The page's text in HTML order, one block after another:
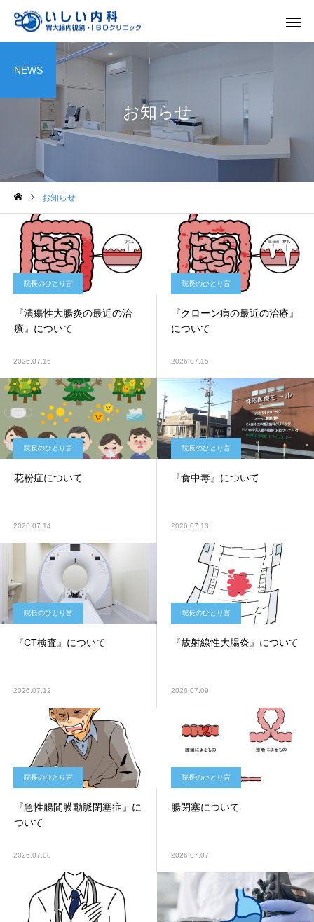
お知らせ
NEWS
お知らせ
院長のひとり言
『潰瘍性大腸炎の最近の治
療』について
2026.07.16
院長のひとり言
『クローン病の最近の治療』
について
2026.07.15
院長のひとり言
花粉症について
2026.07.14
院長のひとり言
『食中毒』について
2026.07.13
院長のひとり言
『CT検査』について
2026.07.12
院長のひとり言
『放射線性大腸炎』について
2026.07.09
院長のひとり言
『急性腸間膜動脈閉塞症』に
ついて
2026.07.08
院長のひとり言
腸閉塞について
2026.07.07